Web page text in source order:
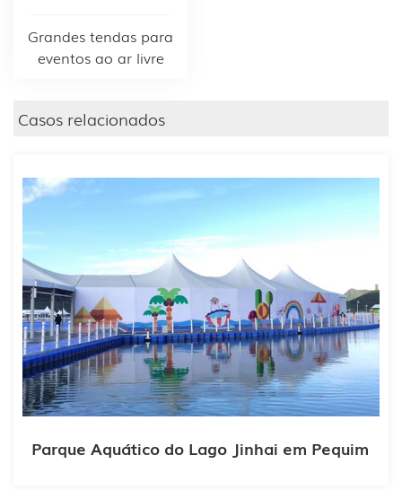
Grandes tendas para
eventos ao ar livre
Casos relacionados
Parque Aquático do Lago Jinhai em Pequim